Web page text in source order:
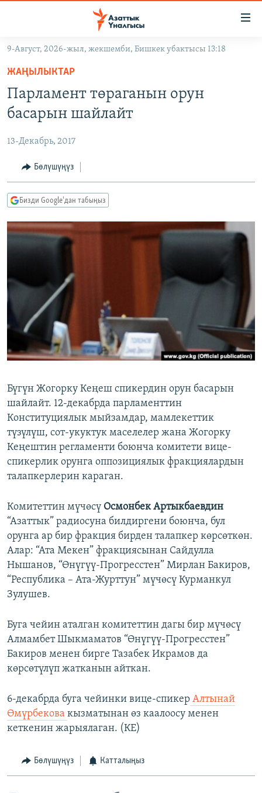
Навигацияга
өтүңүз
Издөөгө
салыңызКЫРГЫЗСТАН
ЭКОНОМИКА
МАДАНИЯТ
ДҮЙНӨ
БОРБОР АЗИЯ
УКРАИНА
АТАЙЫН ИЛИКТӨӨ
ТВ ПРОГРАММАЛАР
ЭКСПЕРТТЕР ТАЛДАЙТ
БИЗ ЖАНА ДҮЙНӨ
ЭЖЕ-СИҢДИЛЕР
АЗАТТЫК+
ЫҢГАЙСЫЗ СУРООЛОР
ӨЗГӨЧӨ ПИКИР
Русский
ОНЛАЙН ШЕРИНЕ
ЭЕ/АРнун бардык сайттары
9-Август, 2026-жыл, жекшемби, Бишкек убактысы 13:18
ЖАҢЫЛЫКТАР
Парламент төраганын орун
басарын шайлайт
13-Декабрь, 2017
Бөлүшүңүз
Бизди Google'дан табыңыз
Бүгүн Жогорку Кеңеш спикердин орун басарын
шайлайт. 12-декабрда парламенттин
Конституциялык мыйзамдар, мамлекеттик
түзүлүш, сот-укуктук маселелер жана Жогорку
Кеңештин регламенти боюнча комитети вице-
спикерлик орунга оппозициялык фракциялардын
талапкерлерин караган.
Комитеттин мүчөсү Осмонбек Артыкбаевдин
“Азаттык” радиосуна билдиргени боюнча, бул
орунга ар бир фракция бирден талапкер көрсөткөн.
Алар: “Ата Мекен” фракциясынан Сайдулла
Нышанов, “Өнүгүү-Прогресстен” Мирлан Бакиров,
“Республика – Ата-Журттун” мүчөсү Курманкул
Зулушев.
Буга чейин аталган комитеттин дагы бир мүчөсү
Алмамбет Шыкмаматов “Өнүгүү-Прогресстен”
Бакиров менен бирге Тазабек Икрамов да
көрсөтүлүп жатканын айткан.
6-декабрда буга чейинки вице-спикер Алтынай
Өмүрбекова кызматынан өз каалоосу менен
кеткенин жарыялаган. (КЕ)
Бөлүшүңүз Катталыңыз